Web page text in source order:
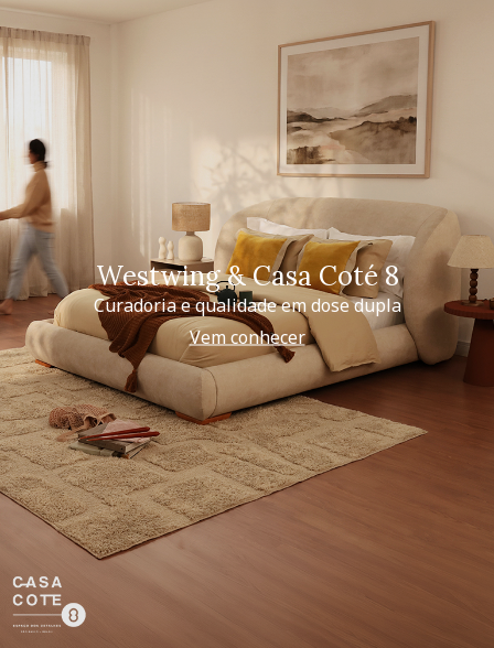
Westwing & Casa Coté 8
Curadoria e qualidade em dose dupla
Vem conhecer